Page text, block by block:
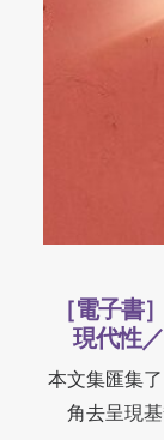
［電子書
現代性
本文集匯集
角去呈現